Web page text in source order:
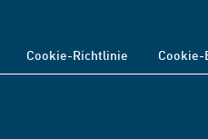
Cookie-Richtlinie Cookie-